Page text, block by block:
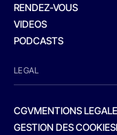
RENDEZ-VOUS
VIDEOS
PODCASTS
LEGAL
CGVMENTIONS
GESTION DES COOKIES